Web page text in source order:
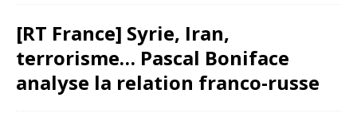
[RT France] Syrie, Iran,
terrorisme… Pascal Boniface
analyse la relation franco-russe